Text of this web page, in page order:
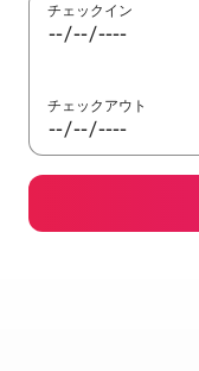
チェックイン
チェックアウト